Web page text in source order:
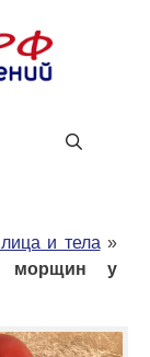
и тела »
морщин у